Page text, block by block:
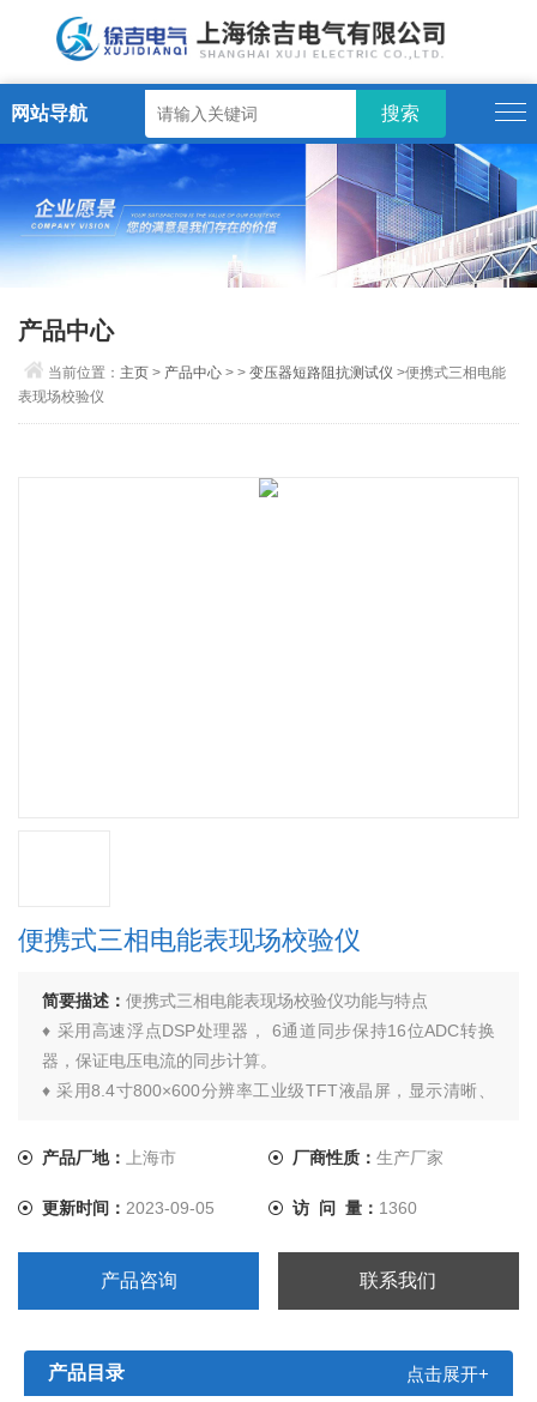
网站导航
产品中心
当前位置： 主页 > 产品中心 > >变压器短路阻抗测试仪 >便携式三相电能
表现场校验仪
便携式三相电能表现场校验仪
简要描述：便携式三相电能表现场校验仪功能与特点
♦ 采用高速浮点DSP处理器， 6通道同步保持16位ADC转换
器，保证电压电流的同步计算。
♦ 采用8.4寸800×600分辨率工业级TFT液晶屏，显示清晰、
测量、误差测试、向量图等功能。
产品厂地：上海市 厂商性质： 生产厂家
更新时间：2023-09-05 访 问 量： 1360
产品咨询 联系我们
产品目录 点击展开+